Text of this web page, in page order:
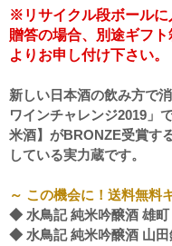
※リサイクル段ボールに
贈答の場合、別途ギフ
よりお申し付け下さい。
新しい日本酒の飲み方で
ワインチャレンジ2019」
米酒】がBRONZE受賞す
している実力蔵です。
～ この機会に！送料無料
◆ 水鳥記 純米吟醸酒 雄町
◆ 水鳥記 純米吟醸酒 山田